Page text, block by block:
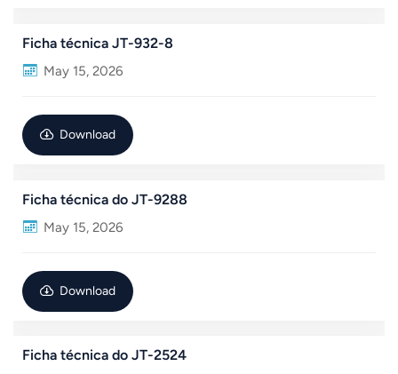
Ficha técnica JT-932-8
May 15, 2026
Download
Ficha técnica do JT-9288
May 15, 2026
Download
Ficha técnica do JT-2524